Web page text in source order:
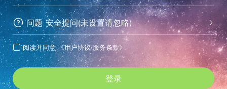
 问题 
安全提问(未设置请忽略)
 阅读并同意 《用户协议/服务条款》
登录